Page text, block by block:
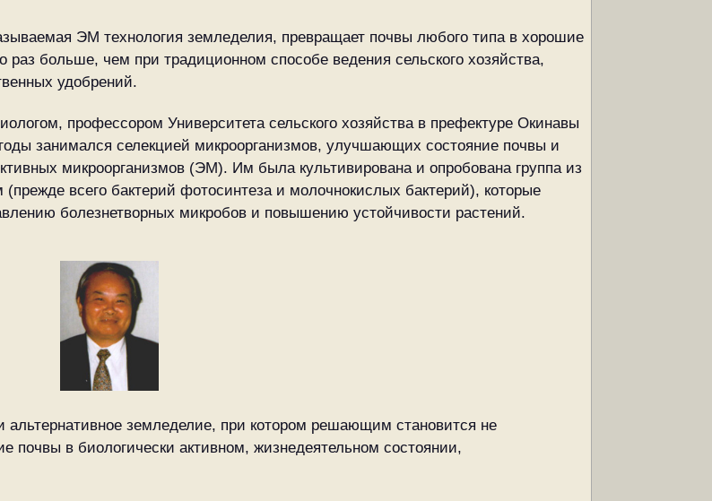
ЭМ технология земледелия, превращает почвы любого типа в хорошие
больше, чем при традиционном способе ведения сельского хозяйства,
удобрений.
профессором Университета сельского хозяйства в префектуре Окинавы
занимался селекцией микроорганизмов, улучшающих состояние почвы и
микроорганизмов (ЭМ). Им была культивирована и опробована группа из
всего бактерий фотосинтеза и молочнокислых бактерий), которые
болезнетворных микробов и повышению устойчивости растений.
альтернативное земледелие, при котором решающим становится не
в биологически активном, жизнедеятельном состоянии,